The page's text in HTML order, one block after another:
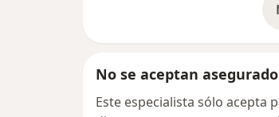
No se aceptan
Este especialista sólo acepta